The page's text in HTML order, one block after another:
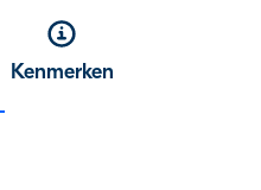
Kenmerken